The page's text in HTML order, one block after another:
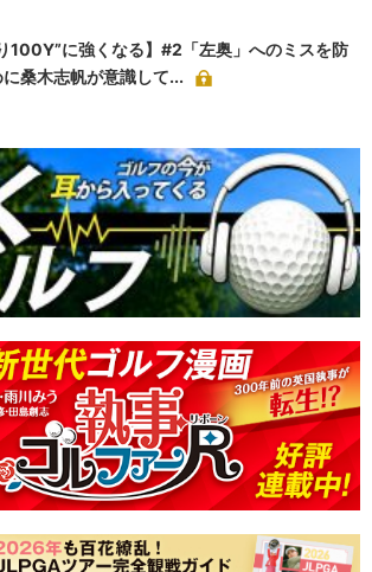
り100Y”に強くなる】#2「左奥」へのミスを防
に桑木志帆が意識して...